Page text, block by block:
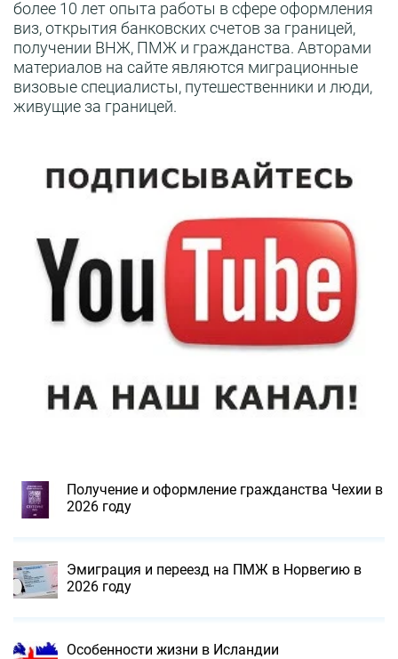
более 10 лет опыта работы в сфере оформления
виз, открытия банковских счетов за границей,
получении ВНЖ, ПМЖ и гражданства. Авторами
материалов на сайте являются миграционные
визовые специалисты, путешественники и люди,
живущие за границей.
Получение и оформление гражданства Чехии в
2026 году
Эмиграция и переезд на ПМЖ в Норвегию в
2026 году
Особенности жизни в Исландии